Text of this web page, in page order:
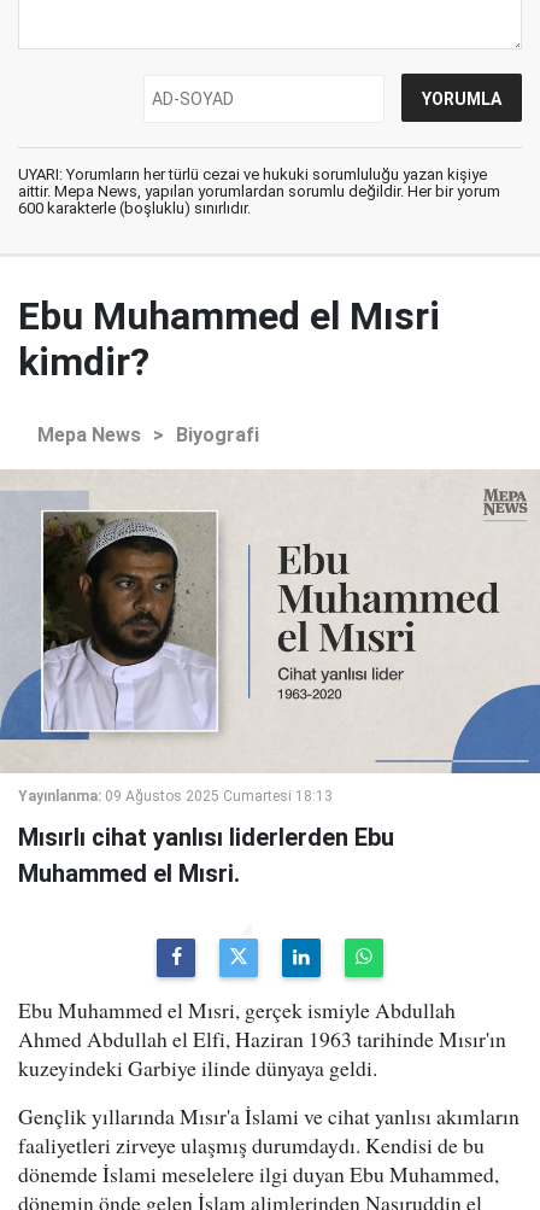
UYARI: Yorumların her türlü cezai ve hukuki sorumluluğu yazan kişiye
aittir. Mepa News, yapılan yorumlardan sorumlu değildir. Her bir yorum
600 karakterle (boşluklu) sınırlıdır.
Ebu Muhammed el Mısri
kimdir?
Mepa News > Biyografi
Yayınlanma: 09 Ağustos 2025 Cumartesi 18:13
Mısırlı cihat yanlısı liderlerden Ebu
Muhammed el Mısri.
Ebu Muhammed el Mısri, gerçek ismiyle Abdullah
Ahmed Abdullah el Elfi, Haziran 1963 tarihinde Mısır'ın
kuzeyindeki Garbiye ilinde dünyaya geldi.
Gençlik yıllarında Mısır'a İslami ve cihat yanlısı akımların
faaliyetleri zirveye ulaşmış durumdaydı. Kendisi de bu
dönemde İslami meselelere ilgi duyan Ebu Muhammed,
dönemin önde gelen İslam alimlerinden Nasıruddin el